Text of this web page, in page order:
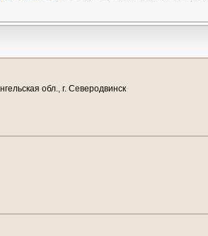
обл., г. Северодвинск